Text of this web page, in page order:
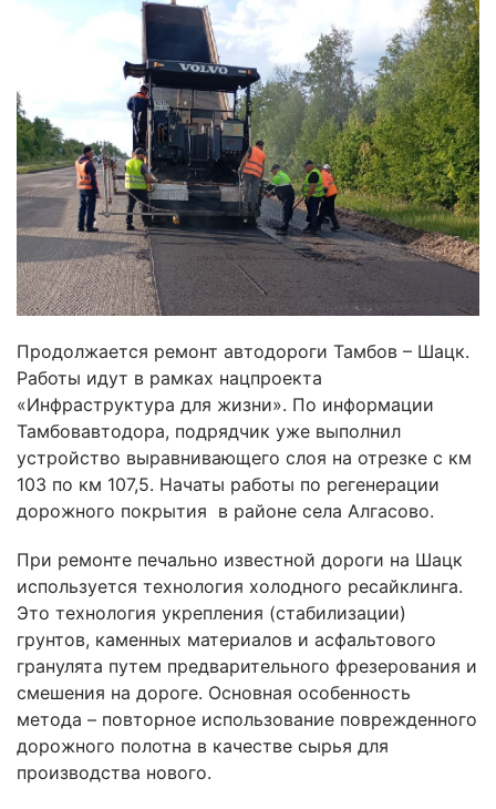
Продолжается ремонт автодороги Тамбов – Шацк.
Работы идут в рамках нацпроекта
«Инфраструктура для жизни». По информации
Тамбовавтодора, подрядчик уже выполнил
устройство выравнивающего слоя на отрезке с км
103 по км 107,5. Начаты работы по регенерации
дорожного покрытия в районе села Алгасово.
При ремонте печально известной дороги на Шацк
используется технология холодного ресайклинга.
Это технология укрепления (стабилизации)
грунтов, каменных материалов и асфальтового
гранулята путем предварительного фрезерования и
смешения на дороге. Основная особенность
метода – повторное использование поврежденного
дорожного полотна в качестве сырья для
производства нового.